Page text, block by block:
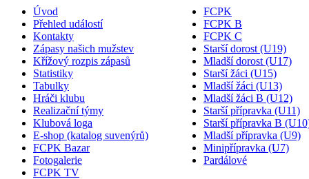
Úvod
Přehled událostí
Kontakty
Zápasy našich mužstev
Křížový rozpis zápasů
Statistiky
Tabulky
Hráči klubu
Realizační týmy
Klubová loga
E-shop (katalog suvenýrů)
FCPK Bazar
Fotogalerie
FCPK TV
FCPK
FCPK B
FCPK C
Starší dorost (U19)
Mladší dorost (U17)
Starší žáci (U15)
Mladší žáci (U13)
Mladší žáci B (U12)
Starší přípravka (U11)
Starší přípravka B
Mladší přípravka (U9)
Minipřípravka (U7)
Pardálové